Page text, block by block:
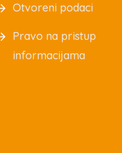
Otvoreni podaci
Pravo na pristup
informacijama